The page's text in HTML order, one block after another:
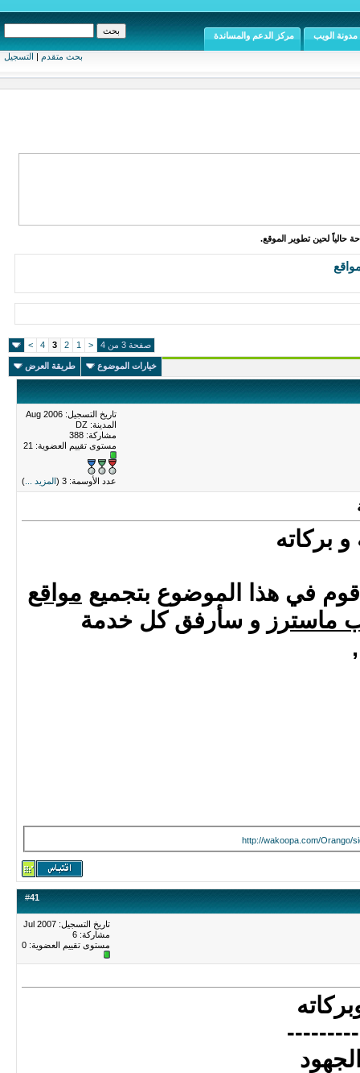
بحث متقدم | التسجيل
مدونة الويب مركز الدعم والمساندة
حالياً لحين تطوير الموقع.
صفحة 3 من 4 <
1
2
3
4
>
خيارات الموضوع طريقة العرض
تاريخ التسجيل: Aug 2006
المدينة: DZ
مشاركة: 388
مستوى تقييم العضوية: 21
عدد الأوسمة: 3 ( المزيد ... )
بركاته
في هذا الموضوع بتجميع مواقع
ماسترز و سأرفق كل خدمة
http://wakoopa.com/Orango/
#41
تاريخ التسجيل: Jul 2007
مشاركة: 6
مستوى تقييم العضوية: 0